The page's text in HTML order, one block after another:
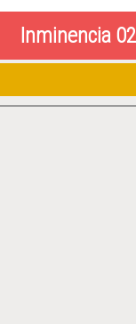
Inminencia